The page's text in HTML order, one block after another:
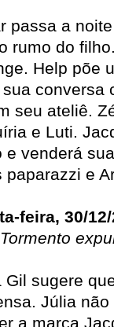
passa a
rumo do
Help põe
conversa
seu ateliê.
e Luti.
e venderá
paparazzi e
feira, 30/
Gil sugere
Júlia
a marca